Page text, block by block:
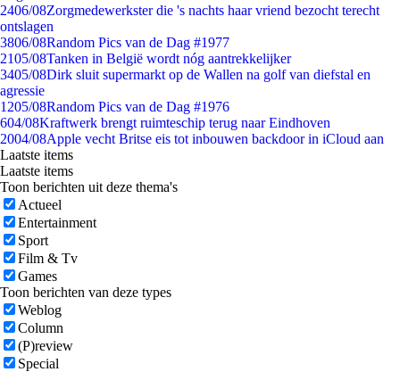
2406/08Zorgmedewerkster die 's nachts haar vriend bezocht terecht
ontslagen
3806/08Random Pics van de Dag #1977
2105/08Tanken in België wordt nóg aantrekkelijker
3405/08Dirk sluit supermarkt op de Wallen na golf van diefstal en
agressie
1205/08Random Pics van de Dag #1976
604/08Kraftwerk brengt ruimteschip terug naar Eindhoven
2004/08Apple vecht Britse eis tot inbouwen backdoor in iCloud aan
Laatste items
Laatste items
Toon berichten uit deze thema's
Actueel
Entertainment
Sport
Film & Tv
Games
Toon berichten van deze types
Weblog
Column
(P)review
Special